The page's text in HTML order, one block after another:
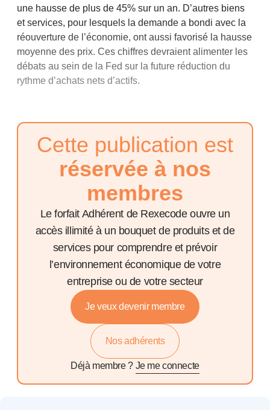
une hausse de plus de 45% sur un an. D’autres biens
et services, pour lesquels la demande a bondi avec la
réouverture de l’économie, ont aussi favorisé la hausse
moyenne des prix. Ces chiffres devraient alimenter les
débats au sein de la Fed sur la future réduction du
rythme d’achats nets d’actifs.
Cette publication est
réservée à nos
membres
Le forfait Adhérent de Rexecode ouvre un
accès illimité à un bouquet de produits et de
services pour comprendre et prévoir
l’environnement économique de votre
entreprise ou de votre secteur
Je veux devenir membre
Nos adhérents
Déjà membre ? Je me connecte